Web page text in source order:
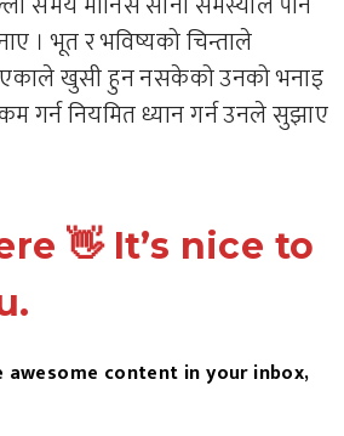
। भूत र भविष्यको चिन्ताले
खुसी हुन नसकेको उनको भनाइ
गर्न नियमित ध्यान गर्न उनले सुझाए
👋 It’s nice to
awesome content in your inbox,